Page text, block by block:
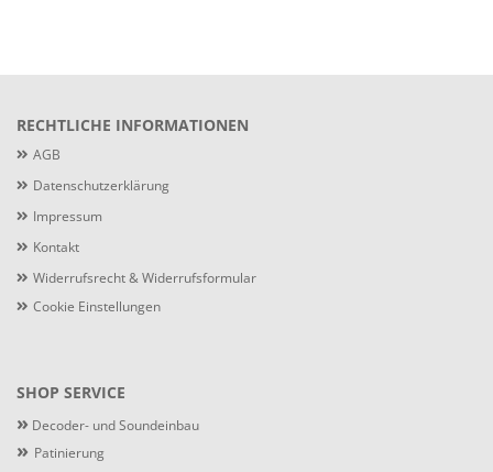
RECHTLICHE INFORMATIONEN
AGB
Datenschutzerklärung
Impressum
Kontakt
Widerrufsrecht & Widerrufsformular
Cookie Einstellungen
SHOP SERVICE
» Decoder- und Soundeinbau
» Patinierung